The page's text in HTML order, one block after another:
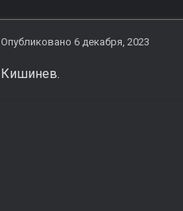
Опубликовано 6 декабря, 2023
Кишинев.